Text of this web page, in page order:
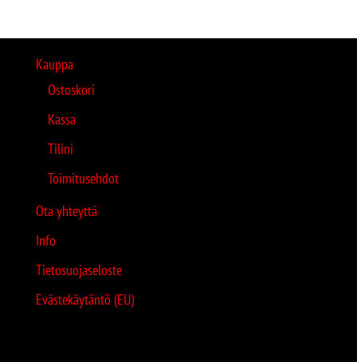
Kauppa
Ostoskori
Kassa
Tilini
Toimitusehdot
Ota yhteyttä
Info
Tietosuojaseloste
Evästekäytäntö (EU)